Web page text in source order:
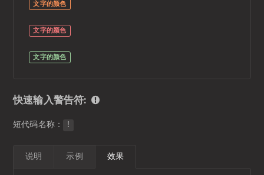
文字的颜色
文字的颜色
文字的颜色
快速输入警告符:
短代码名称： !
说明 示例 效果